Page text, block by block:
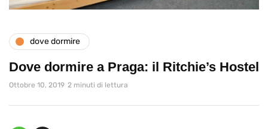
dove dormire
Dove dormire a Praga: il Ritchie’s Hostel
Ottobre 10, 2019 2 minuti di lettura